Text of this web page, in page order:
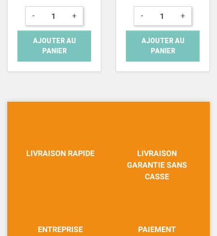
- +
AJOUTER AU
PANIER
- +
AJOUTER AU
PANIER
LIVRAISON RAPIDE
LIVRAISON
GARANTIE SANS
CASSE
ENTREPRISE PAIEMENT